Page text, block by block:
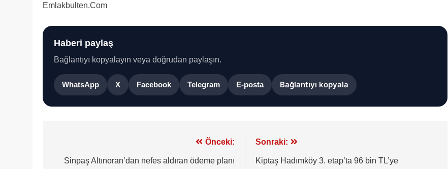
Emlakbulten.Com
Haberi paylaş
Bağlantıyı kopyalayın veya doğrudan paylaşın.
WhatsApp X Facebook Telegram E-posta Bağlantıyı kopyala
gezinmesi
Önceki:
Sinpaş Altınoran’dan nefes aldıran ödeme planı
Sonraki:
Kiptaş Hadımköy 3. etap’ta 96 bin TL’ye